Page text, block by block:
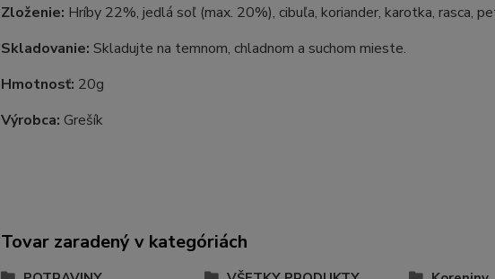
Zloženie: Hríby 22%, jedlá soľ (max. 20%), cibuľa, koriander, karotka, rasca,
Skladovanie: Skladujte na temnom, chladnom a suchom mieste.
Hmotnosť: 20g
Výrobca: Grešík
Tovar zaradený v kategóriách